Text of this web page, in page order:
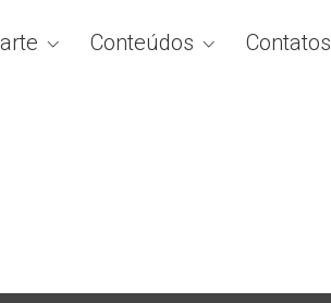
Conteúdos Contatos